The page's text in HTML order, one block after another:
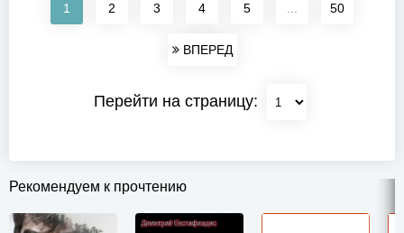
1 2 3 4 5 50
ВПЕРЕД
Перейти на страницу:
Рекомендуем к прочтению